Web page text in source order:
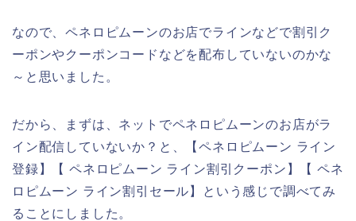
なので、ペネロピムーンのお店でラインなどで割引ク
ーポンやクーポンコードなどを配布していないのかな
～と思いました。
だから、まずは、ネットでペネロピムーンのお店がラ
イン配信していないか？と、【ペネロピムーン ライン
登録】【 ペネロピムーン ライン割引クーポン】【 ペネ
ロピムーン ライン割引セール】という感じで調べてみ
ることにしました。